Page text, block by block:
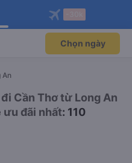
ngay!
viên độc
Mở app
máy bay qua
Mở app
Chọn ngày
An
Cần Thơ từ Long An
ưu đãi nhất: 110